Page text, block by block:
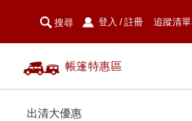
登入 / 註冊 追蹤清單
帳篷特惠區
搜尋
出清大優惠